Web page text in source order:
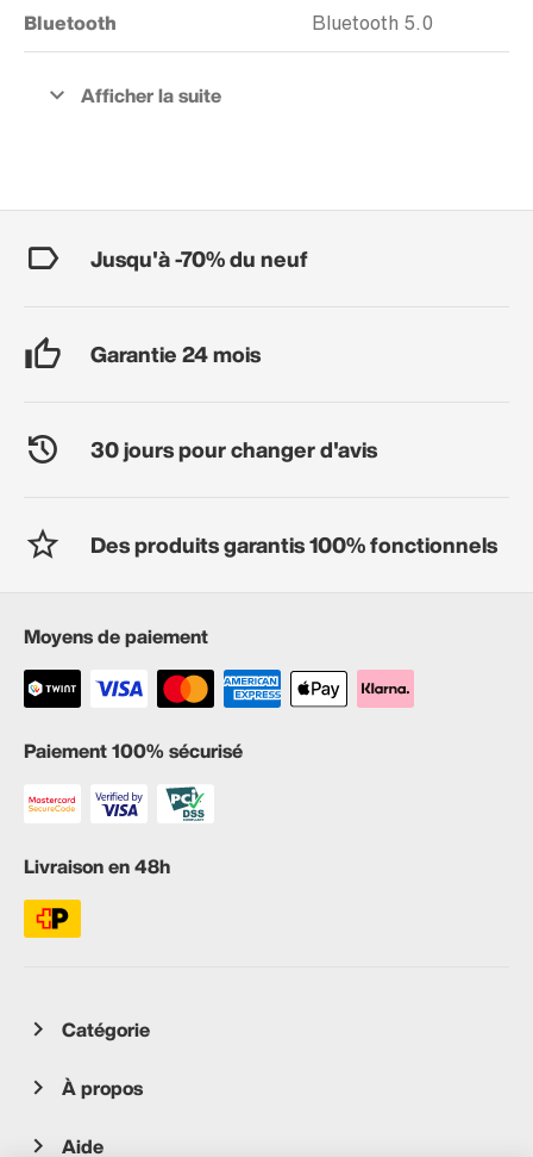
Bluetooth Bluetooth 5.0
Jusqu'à -70% du neuf
Garantie 24 mois
30 jours pour changer d'avis
Des produits garantis 100% fonctionnels
Moyens de paiement
Paiement 100% sécurisé
Livraison en 48h
Catégorie
À propos
Aide